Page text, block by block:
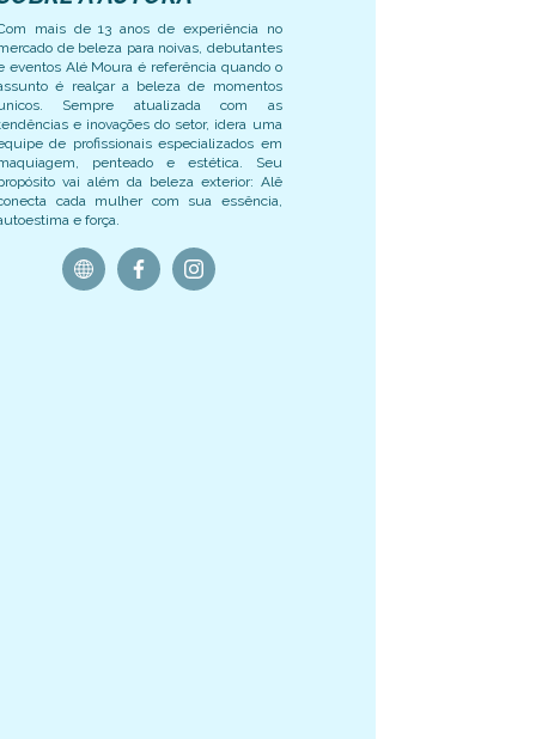
mais de 13 anos de experiência no
de beleza para noivas, debutantes
eventos Alé Moura é referência quando o
é realçar a beleza de momentos
Sempre atualizada com as
e inovações do setor, idera uma
de profissionais especializados em
penteado e estética. Seu
vai além da beleza exterior: Alê
cada mulher com sua essência,
e força.